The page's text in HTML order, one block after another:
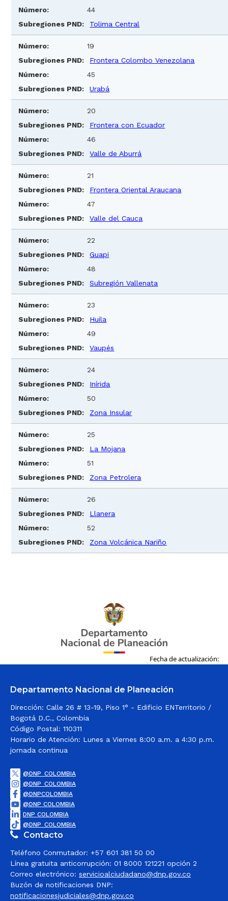
44
Tolima Central
19
Frontera Colombo Venezolana
45
Urabá
20
Frontera con Ecuador
46
Valle de Aburrá
21
Frontera Oriental Araucana
47
Valle del Cauca
22
Guapi
48
Subregión Vallenata
23
Huila
49
Vaupés
24
Inírida
50
Zona Insular
25
La Mojana
51
Zona Petrolera
26
Llanera
52
Zona Volcánica Nariño
Fecha de actualización:
Departamento Nacional de Planeación
Dirección: Calle 26 # 13-19, Piso 1° - Edificio ENTerritorio /
Bogotá D.C., Colombia
Código Postal: 110311
Horario de Atención: Lunes a Viernes 8:00 a.m. a 4:30 p.m.
jornada continua
@DNP_COLOMBIA
@DNP_COLOMBIA
@DNPCOLOMBIA
@DNP COLOMBIA
DNP COLOMBIA
@DNP_COLOMBIA
Contacto
Teléfono Conmutador: +57 601 381 50 00
Línea gratuita anticorrupción: 01 8000 121221 opción 2
Correo electrónico: servicioalciudadano@dnp.gov.co
Buzón de notificaciones DNP:
notificacionesjudiciales@dnp.gov.co